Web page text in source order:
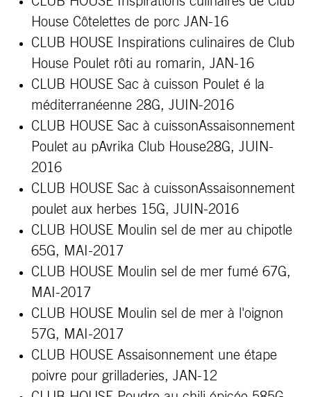
House Côtelettes de porc JAN-16
CLUB HOUSE Inspirations culinaires de Club
House Poulet rôti au romarin, JAN-16
CLUB HOUSE Sac à cuisson Poulet é la
méditerranéenne 28G, JUIN-2016
CLUB HOUSE Sac à cuissonAssaisonnement
Poulet au pAvrika Club House28G, JUIN-
2016
CLUB HOUSE Sac à cuissonAssaisonnement
poulet aux herbes 15G, JUIN-2016
CLUB HOUSE Moulin sel de mer au chipotle
65G, MAI-2017
CLUB HOUSE Moulin sel de mer fumé 67G,
MAI-2017
CLUB HOUSE Moulin sel de mer à l'oignon
57G, MAI-2017
CLUB HOUSE Assaisonnement une étape
poivre pour grilladeries, JAN-12